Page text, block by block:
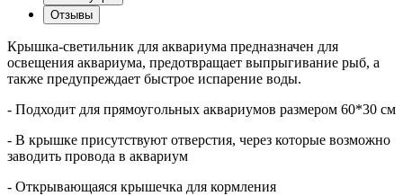
Отзывы
Крышка-светильник для аквариума предназначен для
освещения аквариума, предотвращает выпрыгивание рыб, а
также предупреждает быстрое испарение воды.
- Подходит для прямоугольных аквариумов размером 60*30 см
- В крышке присутствуют отверстия, через которые возможно
заводить провода в аквариум
- Открывающаяся крышечка для кормления